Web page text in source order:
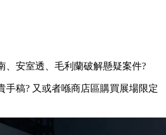
、安室透、毛利蘭破解懸疑案件?
手稿? 又或者喺商店區購買展場限定